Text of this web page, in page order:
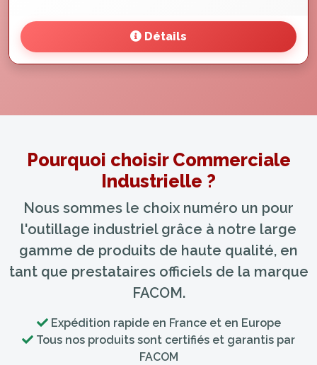
Détails
Pourquoi choisir Commerciale
Industrielle ?
Nous sommes le choix numéro un pour
l'outillage industriel grâce à notre large
gamme de produits de haute qualité, en
tant que prestataires officiels de la marque
FACOM.
Expédition rapide en France et en Europe
Tous nos produits sont certifiés et garantis par
FACOM